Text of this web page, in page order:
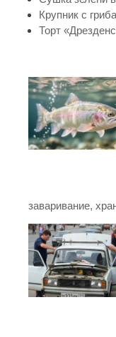
Крупник с
Торт
заваривание,